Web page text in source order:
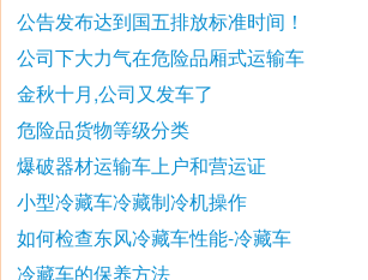
公告发布达到国五排放标准时间！
公司下大力气在危险品厢式运输车
金秋十月,公司又发车了
危险品货物等级分类
爆破器材运输车上户和营运证
小型冷藏车冷藏制冷机操作
如何检查东风冷藏车性能-冷藏车
冷藏车的保养方法